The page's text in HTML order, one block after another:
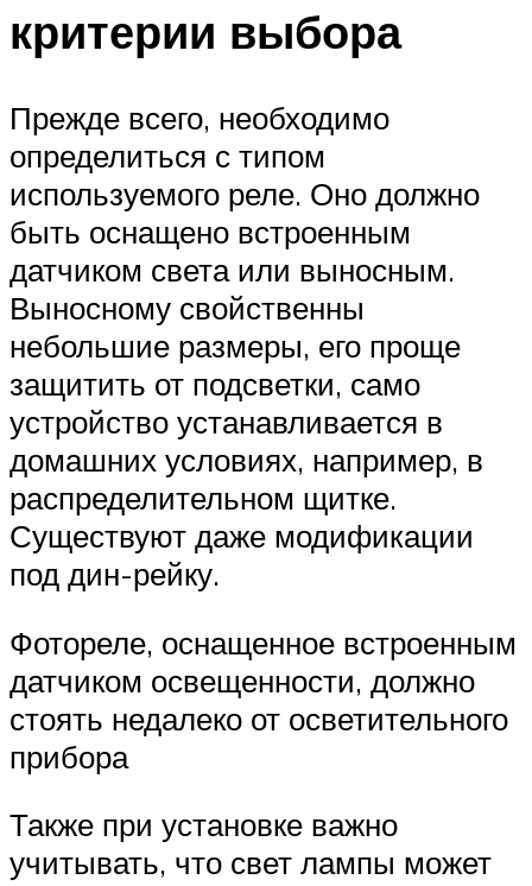
критерии выбора
Прежде всего, необходимо
определиться с типом
используемого реле. Оно должно
быть оснащено встроенным
датчиком света или выносным.
Выносному свойственны
небольшие размеры, его проще
защитить от подсветки, само
устройство устанавливается в
домашних условиях, например, в
распределительном щитке.
Существуют даже модификации
под дин-рейку.
Фотореле, оснащенное встроенным
датчиком освещенности, должно
стоять недалеко от осветительного
прибора
Также при установке важно
учитывать, что свет лампы может